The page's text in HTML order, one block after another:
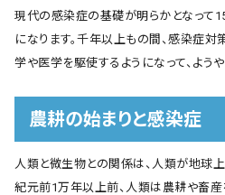
現代の感染症の基礎が明らかとなって
になります。千年以上もの間、感染症対
学や医学を駆使するようになって、よう
農耕の始まりと感染症
人類と微生物との関係は、人類が地球上
紀元前1万年以上前、人類は農耕や畜